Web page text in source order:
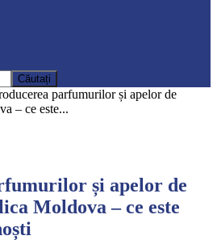
parfumurilor și apelor de
– ce este...
și apelor de
Moldova – ce este